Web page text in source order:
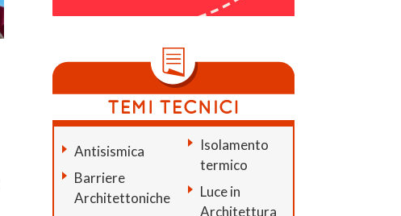
Antisismica
Barriere
Architettoniche
Isolamento
termico
Luce in
Architettura